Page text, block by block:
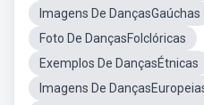
Imagens De DançasGaúchas
Foto De DançasFolclóricas
Exemplos De DançasÉtnicas
Imagens De